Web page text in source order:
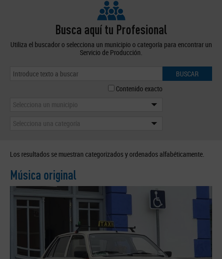
Busca aquí tu Profesional
Utiliza el buscador o selecciona un municipio o categoría para encontrar un
Servicio de Producción.
BUSCAR
Contenido exacto
Selecciona un municipio
Selecciona una categoría
Los resultados se muestran categorizados y ordenados alfabéticamente.
Música original